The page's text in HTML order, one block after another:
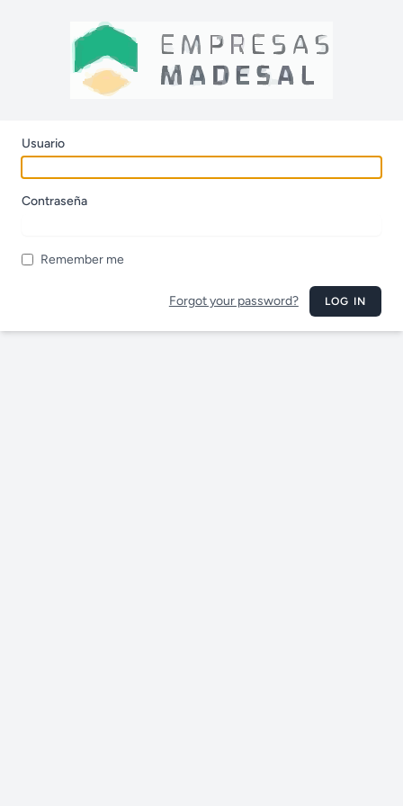
Usuario
Contraseña
Remember me
Forgot your password? LOG IN